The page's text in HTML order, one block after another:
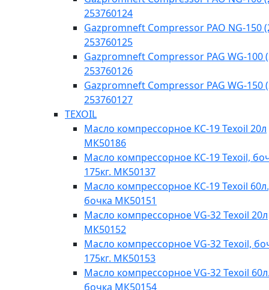
253760124
Gazpromneft Compressor PAO NG-150
253760125
Gazpromneft Compressor PAG WG-100
253760126
Gazpromneft Compressor PAG WG-150
253760127
TEXOIL
Масло компрессорное КС-19 Texoil 20л
МК50186
Масло компрессорное КС-19 Texoil,
175кг. МК50137
Масло компрессорное КС-19 Texoil
бочка МК50151
Масло компрессорное VG-32 Texoil 20л
МК50152
Масло компрессорное VG-32 Texoil,
175кг. МК50153
Масло компрессорное VG-32 Texoil
бочка МК50154